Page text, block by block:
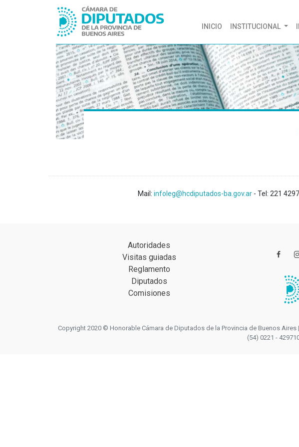
INICIO (CURRENT)
INSTITUCIONAL
Mail: infoleg@hcdiputados-ba.gov.ar - Tel: 221
Autoridades
Visitas guiadas
Reglamento
Diputados
Comisiones

Copyright 2020 © Honorable Cámara de Diputados de la Provincia de Buenos
(54) 0221 -